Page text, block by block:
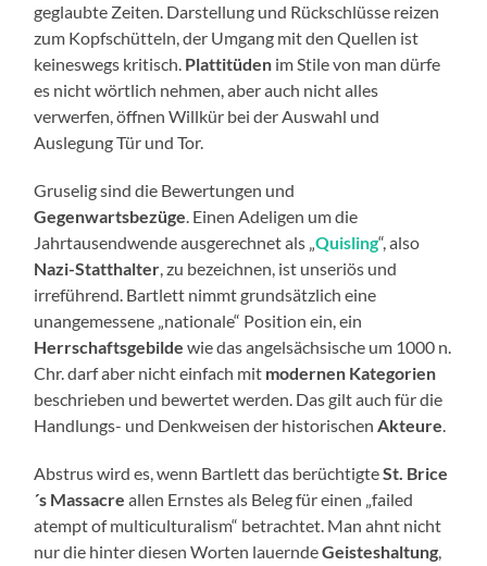
geglaubte Zeiten. Darstellung und Rückschlüsse reizen
zum Kopfschütteln, der Umgang mit den Quellen ist
keineswegs kritisch. Plattitüden im Stile von man dürfe
es nicht wörtlich nehmen, aber auch nicht alles
verwerfen, öffnen Willkür bei der Auswahl und
Auslegung Tür und Tor.
Gruselig sind die Bewertungen und
Gegenwartsbezüge. Einen Adeligen um die
Jahrtausendwende ausgerechnet als „Quisling“, also
Nazi-Statthalter, zu bezeichnen, ist unseriös und
irreführend. Bartlett nimmt grundsätzlich eine
unangemessene „nationale“ Position ein, ein
Herrschaftsgebilde wie das angelsächsische um 1000 n.
Chr. darf aber nicht einfach mit modernen Kategorien
beschrieben und bewertet werden. Das gilt auch für die
Handlungs- und Denkweisen der historischenAkteure.
Abstrus wird es, wenn Bartlett das berüchtigteSt. Brice
´s Massacre allen Ernstes als Beleg für einen „failed
atempt of multiculturalism“ betrachtet. Man ahnt nicht
nur die hinter diesen Worten lauerndeGeisteshaltung,